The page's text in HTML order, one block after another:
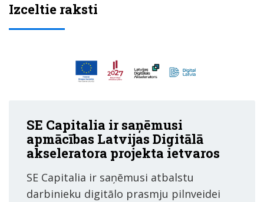
Izceltie raksti
SE Capitalia ir saņēmusi
apmācības Latvijas Digitālā
akseleratora projekta ietvaros
SE Capitalia ir saņēmusi atbalstu
darbinieku digitālo prasmju pilnveidei